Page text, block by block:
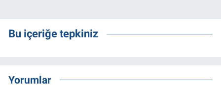
Bu içeriğe tepkiniz
Yorumlar